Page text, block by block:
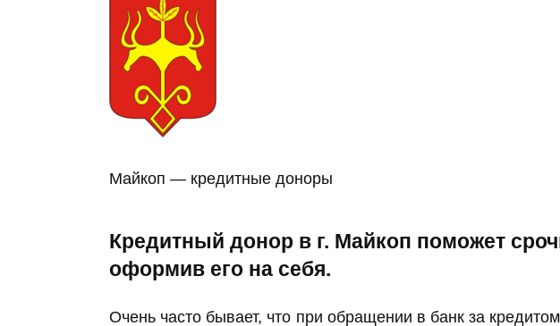
Майкоп — кредитные доноры
Кредитный донор в г. Майкоп поможет
оформив его на себя.
Очень часто бывает, что при обращении в банк за